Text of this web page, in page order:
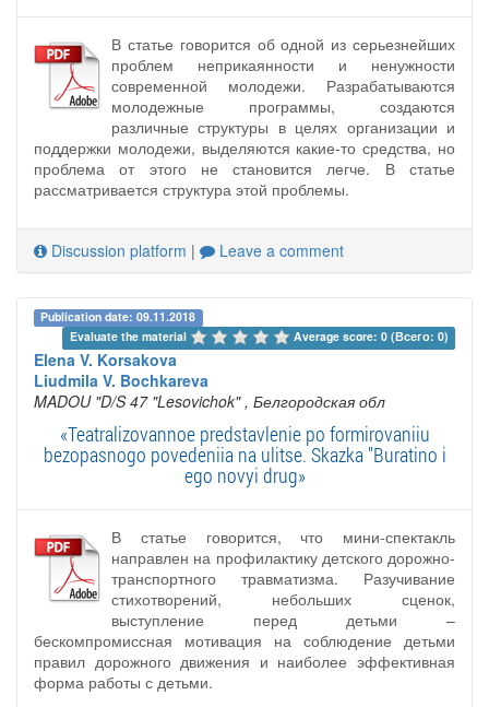
В статье говорится об одной из серьезнейших
проблем неприкаянности и ненужности
современной молодежи. Разрабатываются
молодежные программы, создаются
различные структуры в целях организации и
поддержки молодежи, выделяются какие-то средства, но
проблема от этого не становится легче. В статье
рассматривается структура этой проблемы.
Discussion platform | Leave a comment
Publication date: 09.11.2018
Evaluate the material
Average score: 0 (Всего: 0)
Elena V. Korsakova
Liudmila V. Bochkareva
MADOU "D/S 47 "Lesovichok" , Белгородская обл
«Teatralizovannoe predstavlenie po formirovaniiu
bezopasnogo povedeniia na ulitse. Skazka "Buratino i
ego novyi drug»
В статье говорится, что мини-спектакль
направлен на профилактику детского дорожно-
транспортного травматизма. Разучивание
стихотворений, небольших сценок,
выступление перед детьми –
бескомпромиссная мотивация на соблюдение детьми
правил дорожного движения и наиболее эффективная
форма работы с детьми.